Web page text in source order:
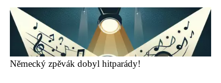
Německý zpěvák dobyl hitparády!